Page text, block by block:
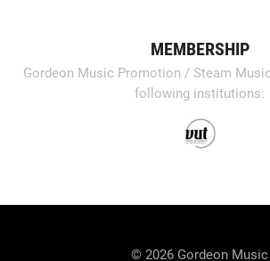
MEMBERSHIP
Gordeon Music Promotion / Steam
following institutions:
© 2026 Gordeon Music